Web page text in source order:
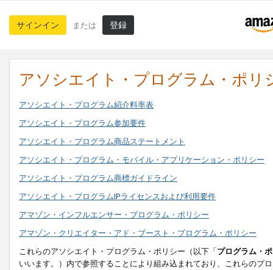
サインイン または 登録
アソシエイト・プログラム・ポリ
アソシエイト・プログラム紹介料率表
アソシエイト・プログラム参加要件
アソシエイト・プログラム商品ステートメント
アソシエイト・プログラム・モバイル・アプリケーション・ポリシー
アソシエイト・プログラム商標ガイドライン
アソシエイト・プログラムIPライセンスおよび利用要件
アマゾン・インフルエンサー・プログラム・ポリシー
アマゾン・クリエイター・アド・ブースト・プログラム・ポリシー
これらのアソシエイト・プログラム・ポリシー（以下「プログラム・
いいます。）内で参照することにより組み込まれており、これらのプ